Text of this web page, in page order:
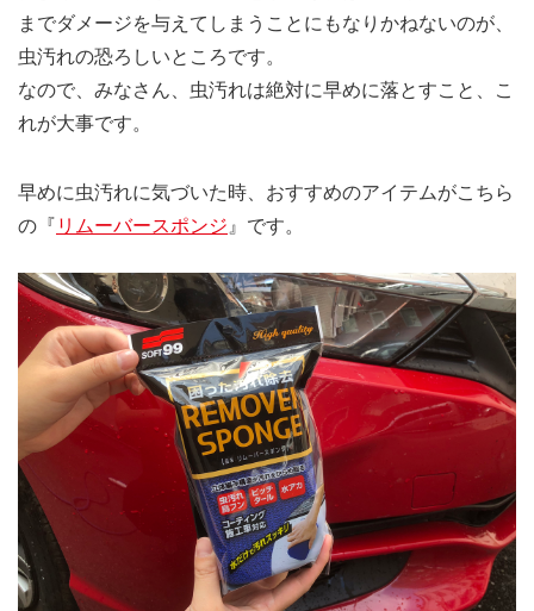
までダメージを与えてしまうことにもなりかねないのが、
虫汚れの恐ろしいところです。
なので、みなさん、虫汚れは絶対に早めに落とすこと、こ
れが大事です。
早めに虫汚れに気づいた時、おすすめのアイテムがこちら
の『 リムーバースポンジ 』です。